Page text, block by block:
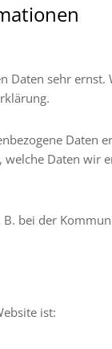
Daten sehr
Daten
bei der
ist: